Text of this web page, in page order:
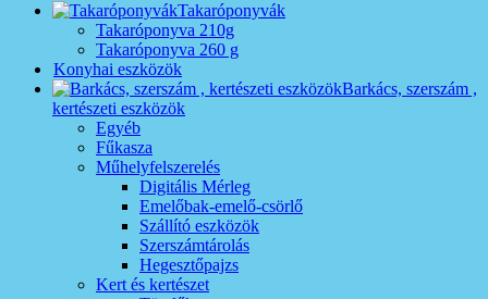
Takaróponyvák
Takaróponyva 210g
Takaróponyva 260 g
Konyhai eszközök
Barkács, szerszám ,
kertészeti eszközök
Egyéb
Fűkasza
Műhelyfelszerelés
Digitális Mérleg
Emelőbak-emelő-csörlő
Szállító eszközök
Szerszámtárolás
Hegesztőpajzs
Kert és kertészet